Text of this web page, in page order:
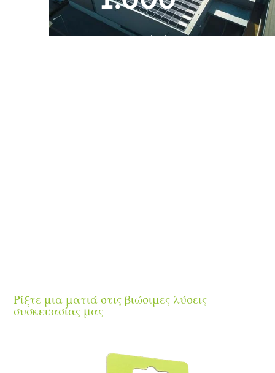
φωτοβολταϊκά πάνελ
Ρίξτε μια ματιά στις βιώσιμες λύσεις
συσκευασίας μας